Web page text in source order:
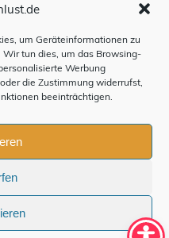
um Geräteinformationen zu
tun dies, um das Browsing-
Werbung
die Zustimmung widerrufst,
beeinträchtigen.